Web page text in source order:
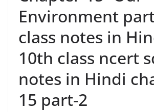
Environment
class notes in
10th class ncert
notes in Hindi
15 part-2